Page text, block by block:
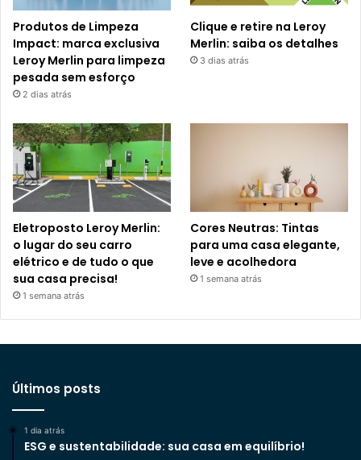
Produtos de Limpeza
Impact: marca exclusiva
Leroy Merlin para limpeza
pesada sem esforço
2 dias atrás
Clique e retire na Leroy
Merlin: saiba os detalhes
3 dias atrás
Eletroposto Leroy Merlin:
o lugar do seu carro
elétrico e de tudo o que
sua casa precisa!
1 semana atrás
Cores Neutras: Tintas
para uma casa elegante,
leve e acolhedora
1 semana atrás
Últimos posts
1 dia atrás
ESG e sustentabilidade: sua casa em equilíbrio!